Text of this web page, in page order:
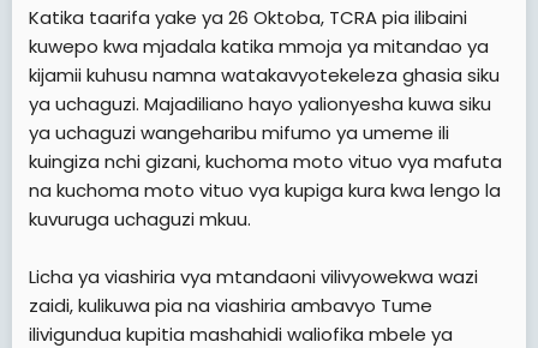
Katika taarifa yake ya 26 Oktoba, TCRA pia ilibaini
kuwepo kwa mjadala katika mmoja ya mitandao ya
kijamii kuhusu namna watakavyotekeleza ghasia siku
ya uchaguzi. Majadiliano hayo yalionyesha kuwa siku
ya uchaguzi wangeharibu mifumo ya umeme ili
kuingiza nchi gizani, kuchoma moto vituo vya mafuta
na kuchoma moto vituo vya kupiga kura kwa lengo la
kuvuruga uchaguzi mkuu.
Licha ya viashiria vya mtandaoni vilivyowekwa wazi
zaidi, kulikuwa pia na viashiria ambavyo Tume
ilivigundua kupitia mashahidi waliofika mbele ya